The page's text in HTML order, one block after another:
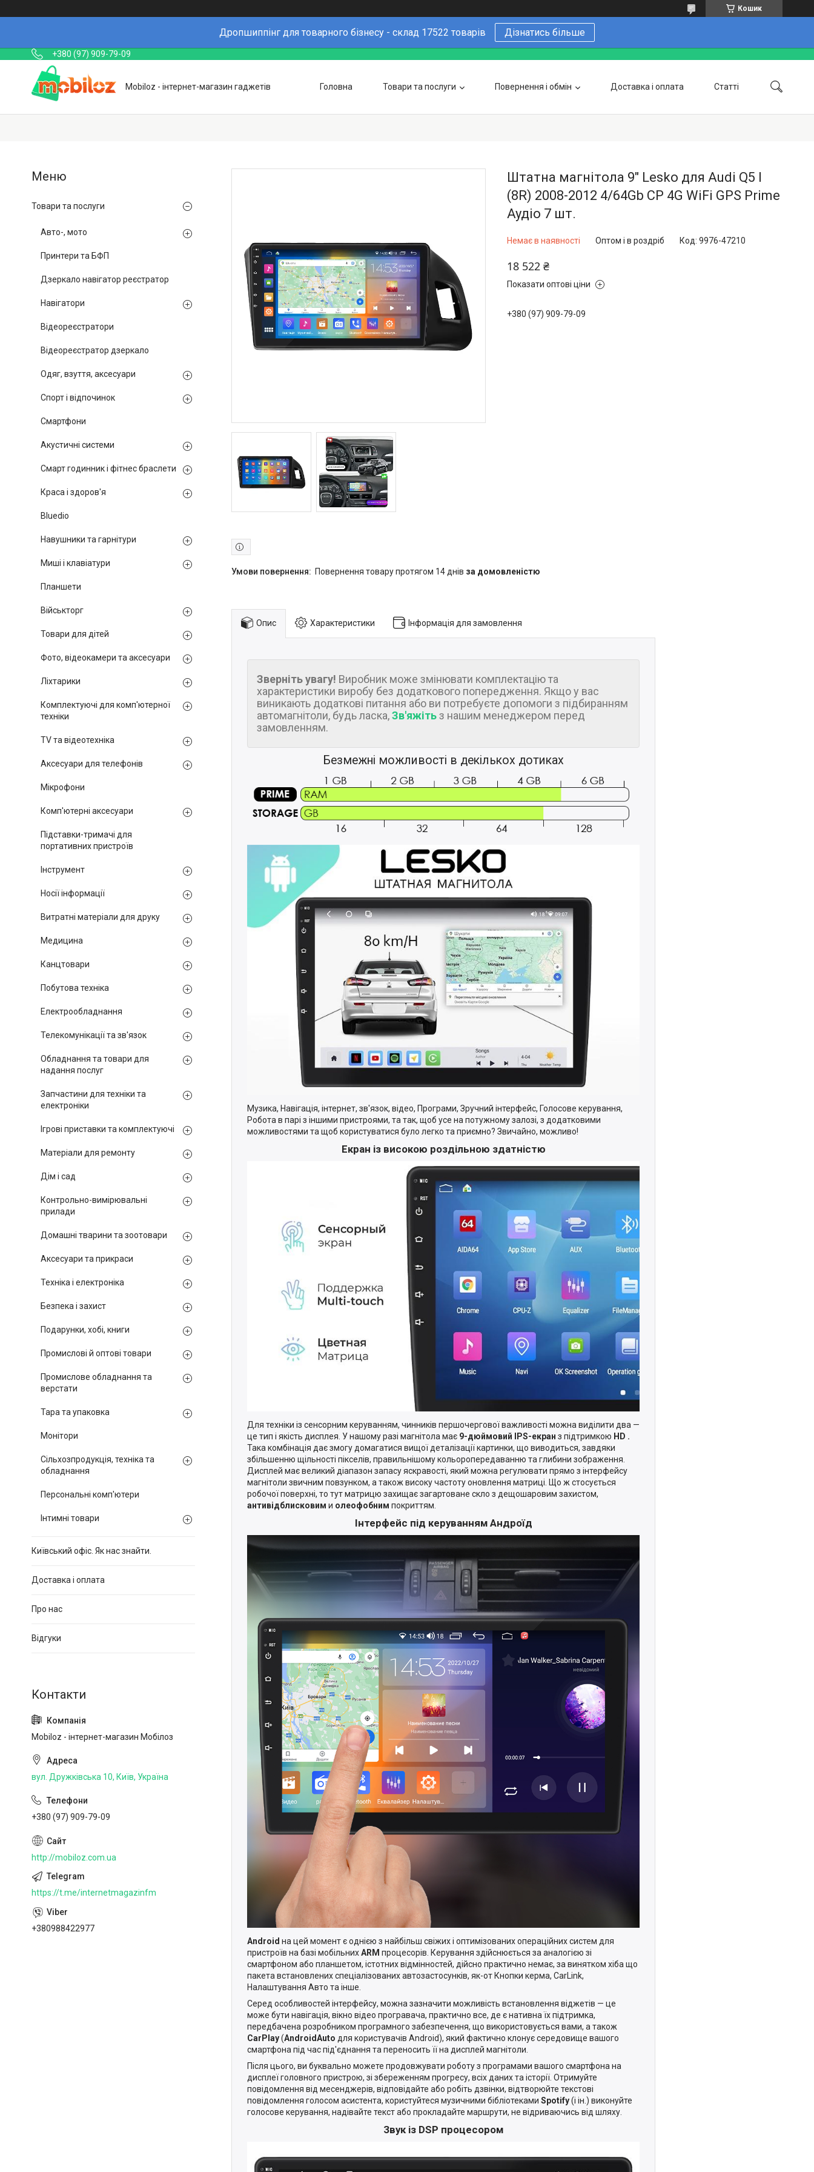
Кошик
Дропшиппінг для товарного бізнесу - склад 17522 товарів Дізнатись більше
+380 (97) 909-79-09
Mobiloz - інтернет-магазин гаджетів Головна Товари та послуги Повернення і обмін Доставка і оплата Статті
Оптовим покупцям Напишіть нам в Telegram Фотогалерея
Штатна магнітола 9" Lesko для Audi Q5 I
(8R) 2008-2012 4/64Gb CP 4G WiFi GPS Prime
Аудіо 7 шт.
Немає в наявності Оптом і в роздріб Код: 9976-47210
18 522 ₴
Показати оптові ціни
+380 (97) 909-79-09
повернення товару протягом 14 днів за домовленістю
Опис Характеристики Інформація для замовлення
Зверніть увагу! Виробник може змінювати комплектацію та
характеристики виробу без додаткового попередження. Якщо у вас
виникають додаткові питання або ви потребуєте допомоги з підбиранням
автомагнітоли, будь ласка,Зв'яжітьз нашим менеджером перед
замовленням.
Безмежні можливості в декількох дотиках
Музика, Навігація, інтернет, зв'язок, відео, Програми, Зручний інтерфейс, Голосове керування,
Робота в парі з іншими пристроями, та так, щоб усе на потужному залозі, з додатковими
можливостями та щоб користуватися було легко та приємно? Звичайно, можливо!
Екран із високою роздільною здатністю
Для техніки із сенсорним керуванням, чинників першочергової важливості можна виділити два —
це тип і якість дисплея. У нашому разі магнітола має 9-дюймовий IPS-екран з підтримкою HD .
Така комбінація дає змогу домагатися вищої деталізації картинки, що виводиться, завдяки
збільшенню щільності пікселів, правильнішому кольоропередаванню та глибини зображення.
Дисплей має великий діапазон запасу яскравості, який можна регулювати прямо з інтерфейсу
магнітоли звичним повзунком, а також високу частоту оновлення матриці. Що ж стосується
робочої поверхні, то тут матрицю захищає загартоване скло з дещошаровим захистом,
антивідблисковим и олеофобним покриттям.
Інтерфейс під керуванням Андроїд
Android на цей момент є однією з найбільш свіжих і оптимізованих операційних систем для
пристроїв на базі мобільнихARM процесорів. Керування здійснюється за аналогією зі
смартфоном або планшетом, істотних відмінностей, дійсно практично немає, за винятком хіба що
пакета встановлених спеціалізованих автозастосунків, як-от Кнопки керма, CarLink,
Налаштування Авто та інше.
Серед особливостей інтерфейсу, можна зазначити можливість встановлення віджетів — це
може бути навігація, вікно відео програвача, практично все, де є нативна їх підтримка,
передбачена розробником програмного забезпечення, що використовується вами, а також
CarPlay(AndroidAuto для користувачів Android), який фактично клонує середовище вашого
смартфона під час під'єднання та переносить її на дисплей магнітоли.
Після цього, ви буквально можете продовжувати роботу з програмами вашого смартфона на
дисплеї головного пристрою, зі збереженням прогресу, всіх даних та історії. Отримуйте
повідомлення від месенджерів, відповідайте або робіть дзвінки, відтворюйте текстові
повідомлення голосом асистента, користуйтеся музичними бібліотеками Spotify(і ін.) виконуйте
голосове керування, надівайте текст або прокладайте маршрути, не відриваючись від шляху.
Звук із DSP процесором
Товари та послуги
Авто-, мото
Принтери та БФП
Дзеркало навігатор реєстратор
Навігатори
Відеореєстратори
Відеореєстратор дзеркало
Одяг, взуття, аксесуари
Спорт і відпочинок
Смартфони
Акустичні системи
Смарт годинник і фітнес браслети
Краса і здоров'я
Bluedio
Навушники та гарнітури
Миші і клавіатури
Планшети
Військторг
Товари для дітей
Фото, відеокамери та аксесуари
Ліхтарики
Комплектуючі для комп'ютерної
техніки
TV та відеотехніка
Аксесуари для телефонів
Мікрофони
Комп'ютерні аксесуари
Підставки-тримачі для
портативних пристроїв
Інструмент
Носії інформації
Витратні матеріали для друку
Медицина
Канцтовари
Побутова техніка
Електрообладнання
Телекомунікації та зв'язок
Обладнання та товари для
надання послуг
Запчастини для техніки та
електроніки
Ігрові приставки та комплектуючі
Матеріали для ремонту
Дім і сад
Контрольно-вимірювальні
прилади
Домашні тварини та зоотовари
Аксесуари та прикраси
Техніка і електроніка
Безпека і захист
Подарунки, хобі, книги
Промислові й оптові товари
Промислове обладнання та
верстати
Тара та упаковка
Монітори
Сільхозпродукція, техніка та
обладнання
Персональні комп'ютери
Інтимні товари
Київський офіс. Як нас знайти.
Доставка і оплата
Про нас
Відгуки
Mobiloz - інтернет-магазин Мобілоз
вул. Дружківська 10, Київ, Україна
+380 (97) 909-79-09
http://mobiloz.com.ua
https://t.me/internetmagazinfm
+380988422977